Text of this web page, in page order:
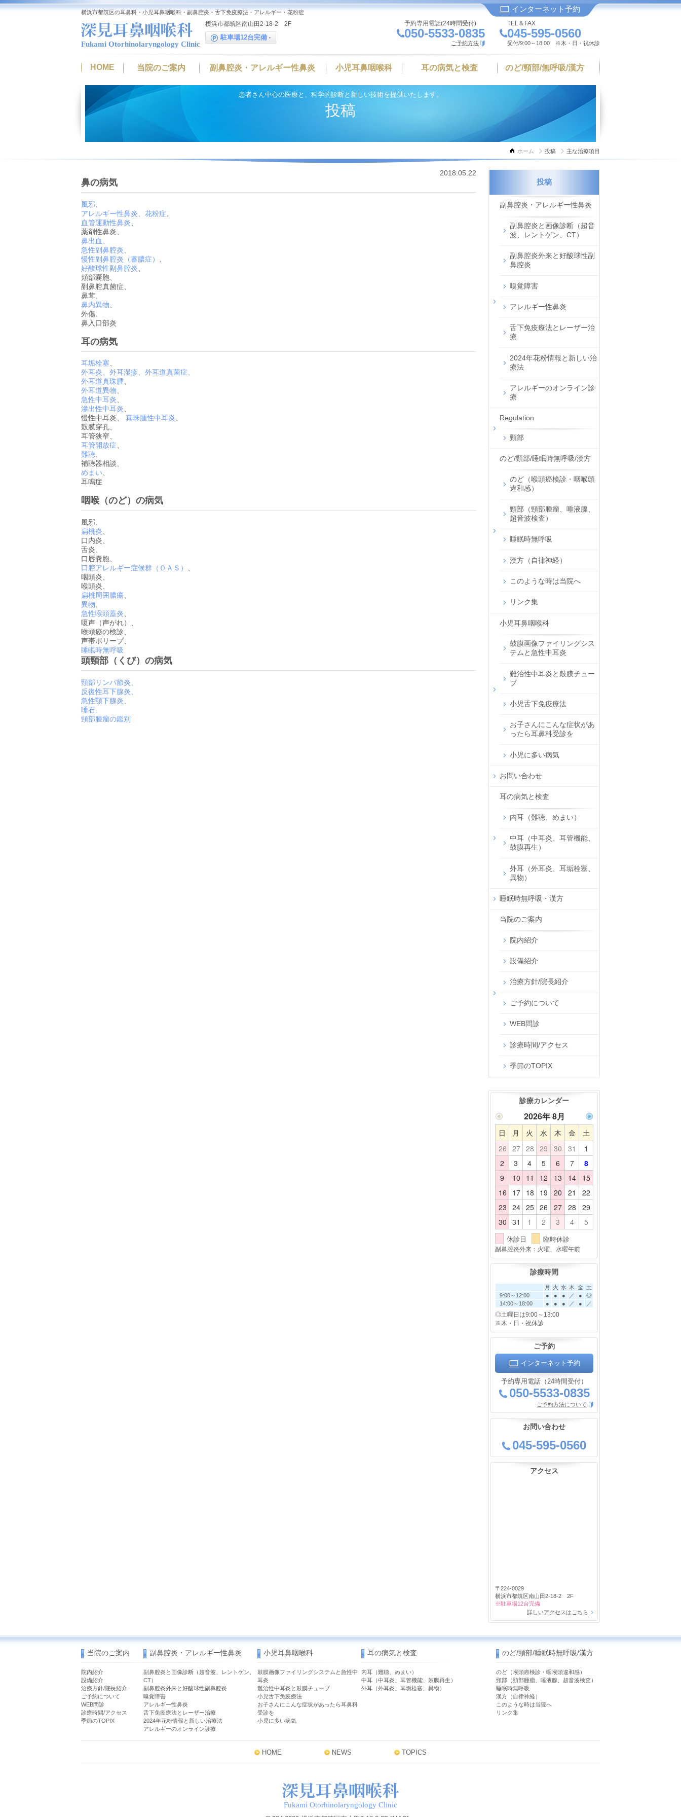
横浜市都筑区の耳鼻科・小児耳鼻咽喉科・副鼻腔炎・舌下免疫療法・アレルギー・花粉症
Fukami Otorhinolaryngology Clinic
横浜市都筑区南山田2-18-2 2F
駐車場12台完備
インターネット予約
予約専用電話(24時間受付)
050-5533-0835
ご予約方法
TEL＆FAX
045-595-0560
受付/9:00～18:00 ※木・日・祝休診
HOME 当院のご案内 副鼻腔炎・アレルギー性鼻炎 小児耳鼻咽喉科 耳の病気と検査 のど/頸部/無呼吸/漢方
患者さん中心の医療と、科学的診断と新しい技術を提供いたします。
投稿
ホーム 投稿 主な治療項目
2018.05.22
鼻の病気
風邪
アレルギー性鼻炎、花粉症
血管運動性鼻炎
薬剤性鼻炎、
鼻出血、
急性副鼻腔炎、
慢性副鼻腔炎（蓄膿症）
好酸球性副鼻腔炎
頬部嚢胞、
副鼻腔真菌症、
鼻茸、
鼻内異物
外傷、
鼻入口部炎
耳の病気
耳垢栓塞、
外耳炎、外耳湿疹、外耳道真菌症、
外耳道真珠腫、
外耳道異物、
急性中耳炎、
滲出性中耳炎、
慢性中耳炎、 真珠腫性中耳炎、
鼓膜穿孔、
耳管狭窄、
耳管開放症、
難聴、
補聴器相談、
めまい、
耳鳴症
咽喉（のど）の病気
風邪、
扁桃炎
口内炎、
舌炎、
口唇嚢胞、
口腔アレルギー症候群（ＯＡＳ）
咽頭炎、
喉頭炎、
扁桃周囲膿瘍
異物
急性喉頭蓋炎
嗄声（声がれ）、
喉頭癌の検診、
声帯ポリープ、
睡眠時無呼吸
頭頸部（くび）の病気
頸部リンパ節炎、
反復性耳下腺炎、
急性顎下腺炎、
唾石、
頸部腫瘤の鑑別
投稿
副鼻腔炎・アレルギー性鼻炎
副鼻腔炎と画像診断（超音
波、レントゲン、CT）
副鼻腔炎外来と好酸球性副
鼻腔炎
嗅覚障害
アレルギー性鼻炎
舌下免疫療法とレーザー治
療
2024年花粉情報と新しい治
療法
アレルギーのオンライン診
療
Regulation
頸部
のど/頸部/睡眠時無呼吸/漢方
のど（喉頭癌検診・咽喉頭
違和感）
頸部（頸部腫瘤、唾液腺、
超音波検査）
睡眠時無呼吸
漢方（自律神経）
このような時は当院へ
リンク集
小児耳鼻咽喉科
鼓膜画像ファイリングシス
テムと急性中耳炎
難治性中耳炎と鼓膜チュー
ブ
小児舌下免疫療法
お子さんにこんな症状があ
ったら耳鼻科受診を
小児に多い病気
お問い合わせ
耳の病気と検査
内耳（難聴、めまい）
中耳（中耳炎、耳管機能、
鼓膜再生）
外耳（外耳炎、耳垢栓塞、
異物）
睡眠時無呼吸・漢方
当院のご案内
院内紹介
設備紹介
治療方針/院長紹介
ご予約について
WEB問診
診療時間/アクセス
季節のTOPIX
診療カレンダー
2026年 8月
日 月 火 水 木 金
土
26 27 28 29 30 31
1
2
3 4 5 6 7
8
9
10 11 12 13 14
15
16
17 18 19 20 21
22
23 24 25 26 27 28
29
30 31 1 2 3 4 5
休診日 臨時休診
副鼻腔炎外来：火曜、水曜午前
診療時間
月 火 水 木 金
土
9:00～12:00
● ● ● ／ ●
◎
14:00～18:00
● ● ● ／ ● ／
◎土曜日は9:00～13:00
※木・日・祝休診
ご予約
インターネット予約
予約専用電話（24時間受付）
050-5533-0835
ご予約方法について
お問い合わせ
045-595-0560
アクセス
〒224-0029
横浜市都筑区南山田2-18-2 2F
※駐車場12台完備
詳しいアクセスはこちら
当院のご案内
院内紹介
設備紹介
治療方針/院長紹介
ご予約について
WEB問診
診療時間/アクセス
季節のTOPIX
副鼻腔炎・アレルギー性鼻炎
副鼻腔炎と画像診断（超音波、レントゲン、
CT）
副鼻腔炎外来と好酸球性副鼻腔炎
嗅覚障害
アレルギー性鼻炎
舌下免疫療法とレーザー治療
2024年花粉情報と新しい治療法
アレルギーのオンライン診療
小児耳鼻咽喉科
鼓膜画像ファイリングシステムと急性中
耳炎
難治性中耳炎と鼓膜チューブ
小児舌下免疫療法
お子さんにこんな症状があったら耳鼻科
受診を
小児に多い病気
耳の病気と検査
内耳（難聴、めまい）
中耳（中耳炎、耳管機能、鼓膜再生）
外耳（外耳炎、耳垢栓塞、異物）
のど/頸部/睡眠時無呼吸/漢方
のど（喉頭癌検診・咽喉頭違和感）
頸部（頸部腫瘤、唾液腺、超音波検査）
睡眠時無呼吸
漢方（自律神経）
このような時は当院へ
リンク集
HOME NEWS TOPICS
Fukami Otorhinolaryngology Clinic